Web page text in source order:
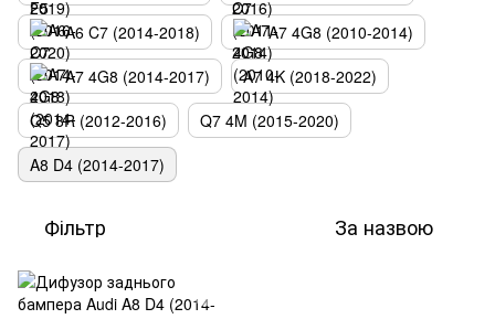
A6 C7 (2014-2018)
A7 4G8 (2010-2014)
A7 4G8 (2014-2017)
A7 4K (2018-2022)
Q5 8R (2012-2016)
Q7 4M (2015-2020)
A8 D4 (2014-2017)
Фільтр За назвою